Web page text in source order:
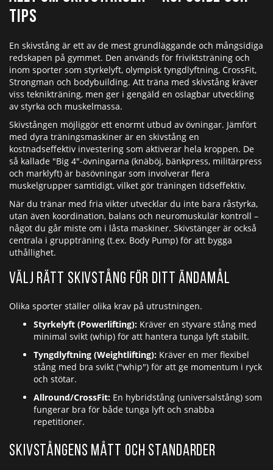
tips
En skivstång är ett av de mest grundläggande och mångsidiga
redskapen på gymmet. Den används för friviktsträning och
inom sporter som styrkelyft, olympisk tyngdlyftning, CrossFit,
Strongman och bodybuilding. Att träna med skivstång kräver
viss teknikträning, men ger i gengäld en oslagbar utveckling
av styrka och muskelmassa.
Skivstången möjliggör ett enormt utbud av övningar. Jämfört
med dyra träningsmaskiner är en skivstång en
kostnadseffektiv investering som aktiverar hela kroppen. De
så kallade "Big 4"-övningarna (knäböj, bänkpress, militärpress
och marklyft) är basövningar som involverar flera
muskelgrupper samtidigt, vilket gör träningen tidseffektiv.
När du tränar med fria vikter utvecklar du inte bara råstyrka,
utan även koordination, balans och neuromuskulär kontroll –
något du går miste om i låsta maskiner. Skivstänger är också
centrala i gruppträning (t.ex. Body Pump) för att bygga
uthållighet.
Välj rätt skivstång för ditt ändamål
Olika sporter ställer olika krav på utrustningen.
Styrkelyft (Powerlifting): Kräver en styvare stång med
minimal svikt (whip) för att hantera tunga lyft stabilt.
Tyngdlyftning (Weightlifting): Kräver en mer flexibel
stång med bra svikt ("whip") för att ge momentum i ryck
och stötar.
Allround/CrossFit: En hybridstång (universalstång) som
fungerar bra för både tunga lyft och snabba
repetitioner.
Skivstångens mått och standarder